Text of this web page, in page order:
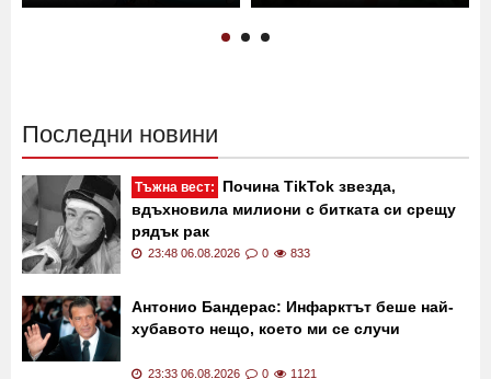
Последни новини
Тъжна вест:
Почина TikTok звезда,
вдъхновила милиони с битката си срещу
рядък рак
23:48 06.08.2026 0 833
Антонио Бандерас: Инфарктът беше най-
хубавото нещо, което ми се случи
23:33 06.08.2026 0 1121